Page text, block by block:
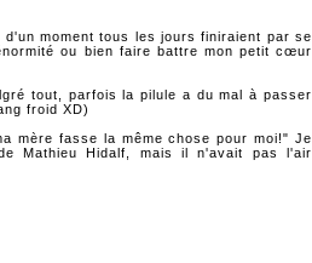
moment tous les jours finiraient par se
ou bien faire battre mon petit cœur
tout, parfois la pilule a du mal à passer
froid XD)
mère fasse la même chose pour moi!" Je
Mathieu Hidalf, mais il n'avait pas l'air